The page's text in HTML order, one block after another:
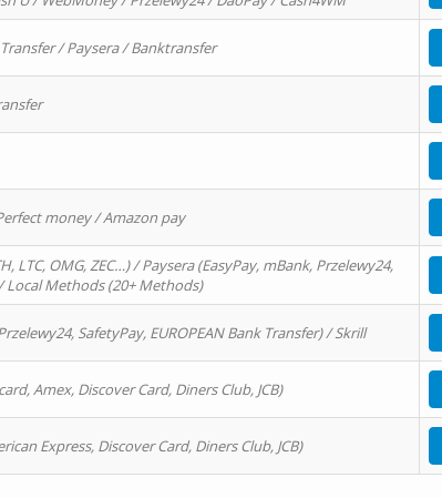
/ Paysera / Banktransfer
money / Amazon pay
LTC, OMG, ZEC…) / Paysera (EasyPay, mBank, Przelewy24,
Local Methods (20+ Methods)
SafetyPay, EUROPEAN Bank Transfer) / Skrill
Amex, Discover Card, Diners Club, JCB)
Express, Discover Card, Diners Club, JCB)